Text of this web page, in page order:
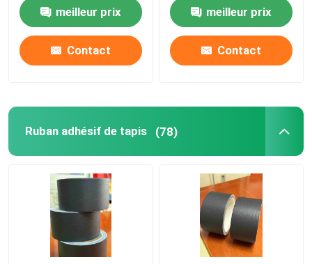
Aperçu
polyvalent
meilleur prix
Contact
Tape dégrossie
meilleur prix
Contact
Ruban adhésif de tapis (78)